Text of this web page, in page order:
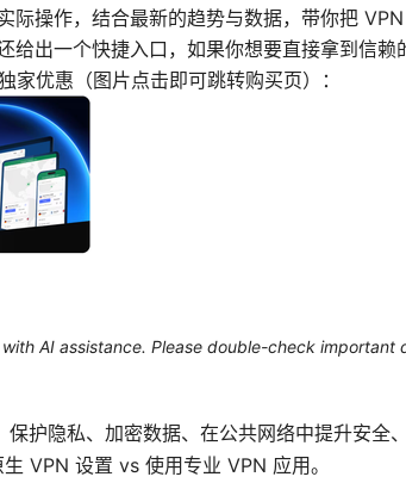
际操作，结合最新的趋势与数据，带你把
给出一个快捷入口，如果你想要直接拿到信赖
优惠（图片点击即可跳转购买页）：
AI assistance. Please double-check important
护隐私、加密数据、在公共网络中提升安全
VPN 设置 vs 使用专业 VPN 应用。